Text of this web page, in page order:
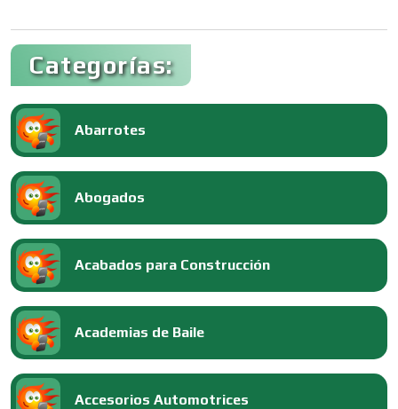
Categorías:
Abarrotes
Abogados
Acabados para Construcción
Academias de Baile
Accesorios Automotrices